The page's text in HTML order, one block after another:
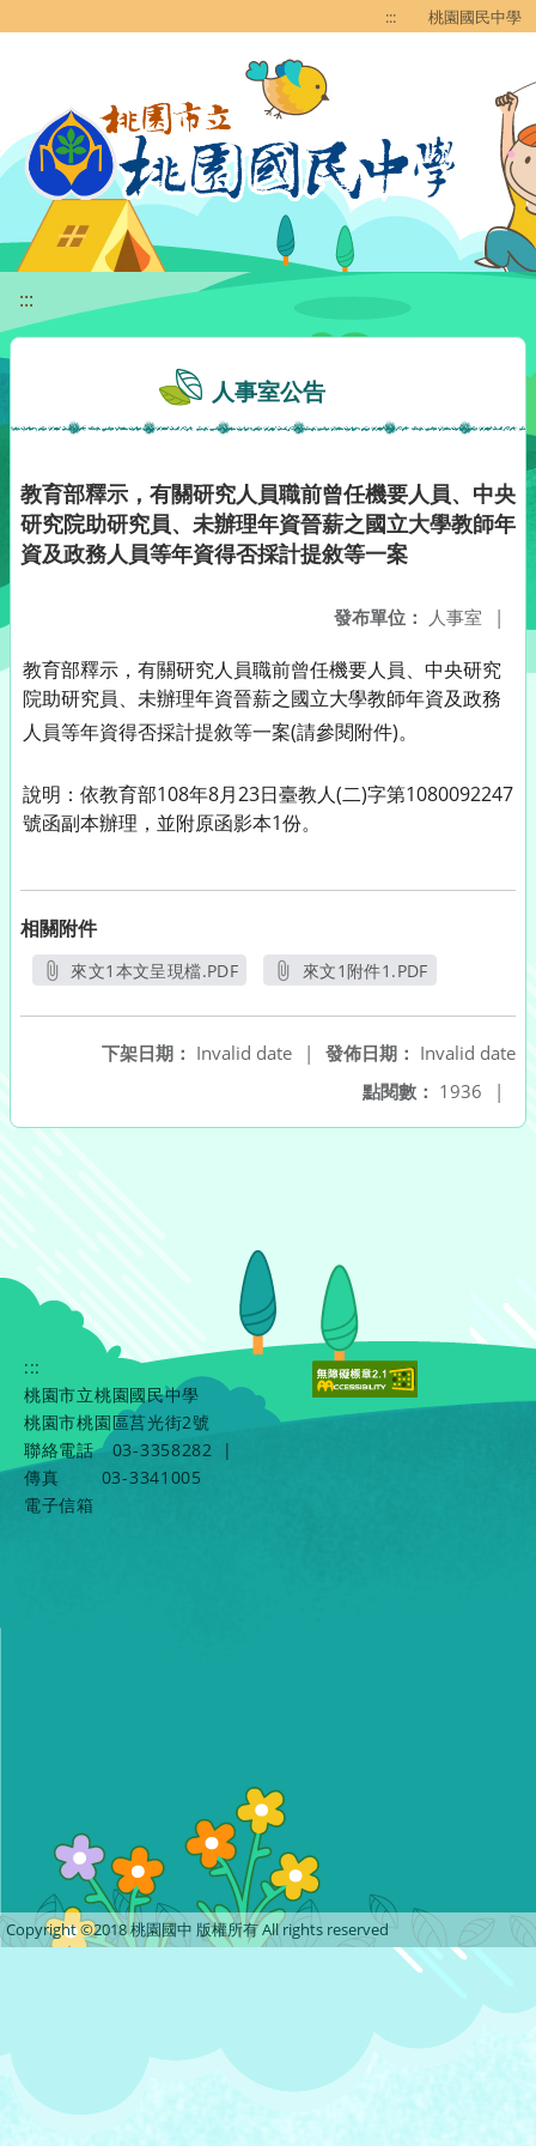
::: 桃園國民中學
:::
人事室公告
教育部釋示，有關研究人員職前曾任機要人員、中央
研究院助研究員、未辦理年資晉薪之國立大學教師年
資及政務人員等年資得否採計提敘等一案
發布單位： 人事室 |
教育部釋示，有關研究人員職前曾任機要人員、中央研究
院助研究員、未辦理年資晉薪之國立大學教師年資及政務
人員等年資得否採計提敘等一案(請參閱附件)。
說明：依教育部108年8月23日臺教人(二)字第1080092247
號函副本辦理，並附原函影本1份。
相關附件
來文1本文呈現檔.PDF
來文1附件1.PDF
發佈日期： Invalid date
下架日期： Invalid date
|
點閱數： 1936 |
:::
桃園市立桃園國民中學
桃園市桃園區莒光街2號
聯絡電話
03-3358282
|
傳真
03-3341005
電子信箱
Copyright ©2018 桃園國中 版權所有 All rights reserved